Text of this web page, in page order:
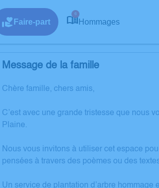
Faire-part
6
Hommages
Message de la famille
Chère famille, chers amis,
C’est avec une grande tristesse que nous
Plaine.
Nous vous invitons à utiliser cet espace
pensées à travers des poèmes ou des
Un service de plantation d’arbre hommage